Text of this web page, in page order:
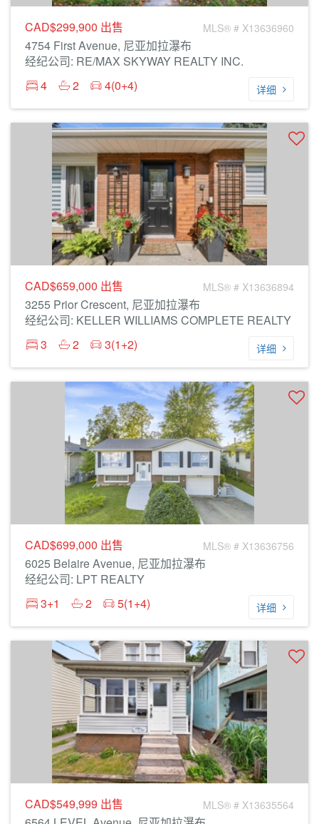
CAD$299,900 出售 MLS® # X13636960
4754 First Avenue, 尼亚加拉瀑布
经纪公司: RE/MAX SKYWAY REALTY INC.
4
2 4(0+4) 详细
CAD$659,000 出售 MLS® # X13636894
3255 Prior Crescent, 尼亚加拉瀑布
经纪公司: KELLER WILLIAMS COMPLETE REALTY
3
2 3(1+2) 详细
CAD$699,000 出售 MLS® # X13636756
6025 Belaire Avenue, 尼亚加拉瀑布
经纪公司: LPT REALTY
3+1
2 5(1+4) 详细
CAD$549,999 出售 MLS® # X13635564